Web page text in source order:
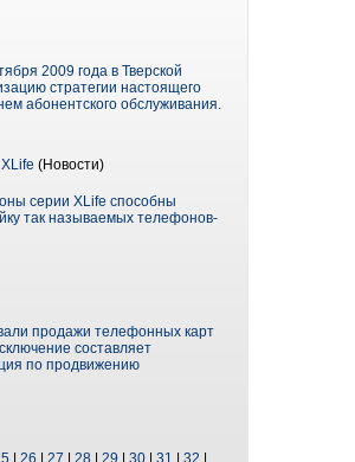
2009 года в Тверской
стратегии настоящего
абонентского обслуживания.
(Новости)
серии XLife способны
так называемых телефонов-
продажи телефонных карт
составляет
по продвижению
26 27 28 29 30 31 32